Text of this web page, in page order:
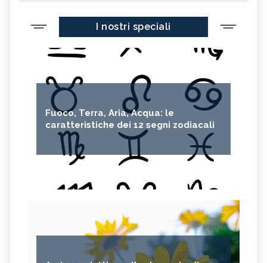
I nostri speciali
Fuoco, Terra, Aria, Acqua: le
caratteristiche dei 12 segni zodiacali